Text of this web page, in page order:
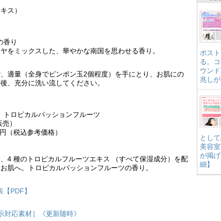
ス）
香り
をミックスした、華やかな南国を思わせる香り。
適量（全身でピンポン玉2個程度）を手にとり、お肌にの
、充分に洗い流してください。
ロピカルパッションフルーツ
）
（税込参考価格）
4 種のトロピカルフルーツエキス （すべて保湿成分）を配
肌へ。トロピカルパッションフルーツの香り。
PDF】
応素材］《更新随時》
ポス
る。
ウン
兆し
とし
美容
が掲
細】